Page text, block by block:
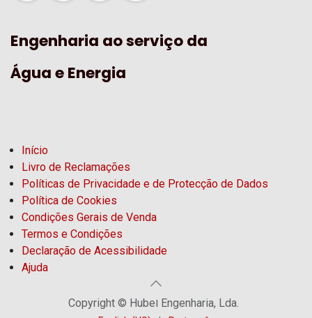
Engenharia ao serviço da
Água e Energia
Início
Livro de Reclamações
Políticas de Privacidade e de Protecção de Dados
Política de Cookies
Condições Gerais de Venda
Termos e Condições
Declaração de Acessibilidade
Ajuda
Copyright © Hubel Engenharia, Lda.